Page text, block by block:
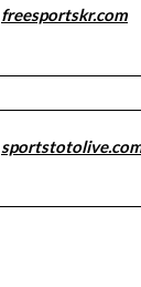
freesportskr.com